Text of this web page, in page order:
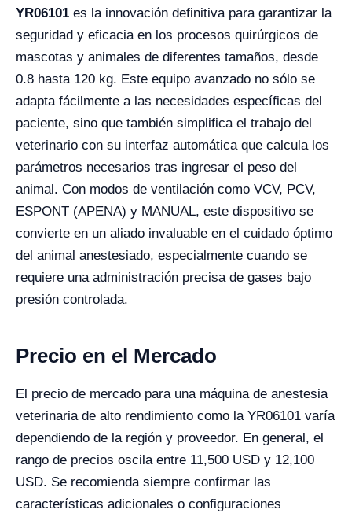
YR06101 es la innovación definitiva para garantizar la
seguridad y eficacia en los procesos quirúrgicos de
mascotas y animales de diferentes tamaños, desde
0.8 hasta 120 kg. Este equipo avanzado no sólo se
adapta fácilmente a las necesidades específicas del
paciente, sino que también simplifica el trabajo del
veterinario con su interfaz automática que calcula los
parámetros necesarios tras ingresar el peso del
animal. Con modos de ventilación como VCV, PCV,
ESPONT (APENA) y MANUAL, este dispositivo se
convierte en un aliado invaluable en el cuidado óptimo
del animal anestesiado, especialmente cuando se
requiere una administración precisa de gases bajo
presión controlada.
Precio en el Mercado
El precio de mercado para una máquina de anestesia
veterinaria de alto rendimiento como la YR06101 varía
dependiendo de la región y proveedor. En general, el
rango de precios oscila entre 11,500 USD y 12,100
USD. Se recomienda siempre confirmar las
características adicionales o configuraciones